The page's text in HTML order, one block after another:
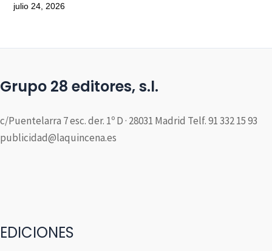
julio 24, 2026
Grupo 28 editores, s.l.
c/Puentelarra 7 esc. der. 1º D · 28031 Madrid Telf. 91 332 15 93
publicidad@laquincena.es
EDICIONES